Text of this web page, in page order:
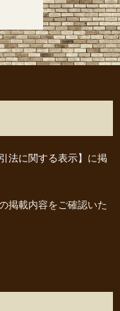
法に関する表示】 に掲
掲載内容をご確認いた